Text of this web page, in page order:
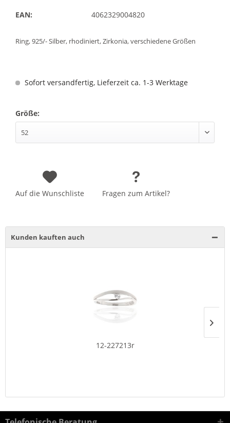
EAN: 4062329004820
Ring, 925/- Silber, rhodiniert, Zirkonia, verschiedene Größen
Sofort versandfertig, Lieferzeit ca. 1-3 Werktage
Größe:
Auf die Wunschliste Fragen zum Artikel?
Kunden kauften auch
12-227213r